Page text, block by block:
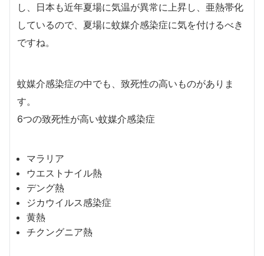
し、日本も近年夏場に気温が異常に上昇し、亜熱帯化
しているので、夏場に蚊媒介感染症に気を付けるべき
ですね。
蚊媒介感染症の中でも、致死性の高いものがありま
す。
6つの致死性が高い蚊媒介感染症
マラリア
ウエストナイル熱
デング熱
ジカウイルス感染症
黄熱
チクングニア熱